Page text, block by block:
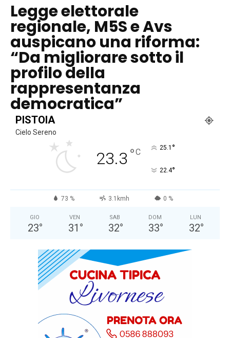
Legge elettorale
regionale, M5S e Avs
auspicano una riforma:
“Da migliorare sotto il
profilo della
rappresentanza
democratica”
PISTOIA
Cielo Sereno
23.3 °C 25.1 °
22.4°
73 % 3.1kmh 0 %
GIO
23°
VEN
31 °
SAB
32°
DOM
33°
LUN
32°